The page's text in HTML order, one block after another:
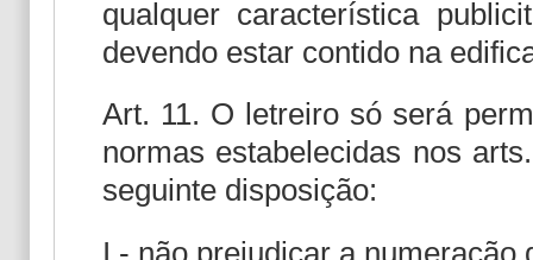
qualquer característica
devendo estar contido na
Art. 11. O letreiro só será
normas estabelecidas nos
seguinte disposição: